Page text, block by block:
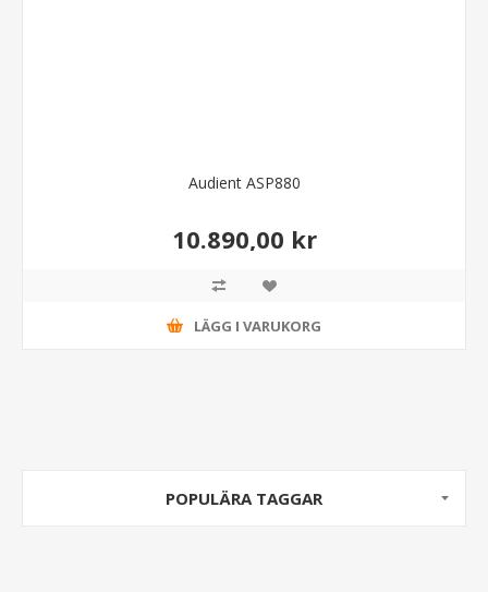
Audient ASP880
10.890,00 kr
LÄGG I VARUKORG
POPULÄRA TAGGAR